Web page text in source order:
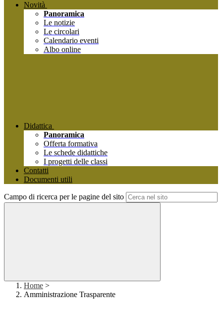
Novità
Panoramica
Le notizie
Le circolari
Calendario eventi
Albo online
Didattica
Panoramica
Offerta formativa
Le schede didattiche
I progetti delle classi
Contatti
Documenti utili
Campo di ricerca per le pagine del sito
Home >
Amministrazione Trasparente